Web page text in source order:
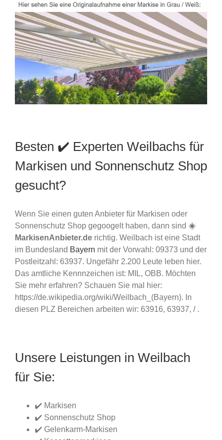
Besten ✔️ Experten Weilbachs für
Markisen und Sonnenschutz Shop
gesucht?
Wenn Sie einen guten Anbieter für Markisen oder
Sonnenschutz Shop gegoogelt haben, dann sind ☀️
MarkisenAnbieter.de richtig. Weilbach ist eine Stadt
im Bundesland Bayern mit der Vorwahl: 09373 und der
Postleitzahl: 63937. Ungefähr 2.200 Leute leben hier.
Das amtliche Kennnzeichen ist: MIL, OBB. Möchten
Sie mehr erfahren? Schauen Sie mal hier:
https://de.wikipedia.org/wiki/Weilbach_(Bayern). In
diesen PLZ Bereichen arbeiten wir: 63916, 63937, / .
Unsere Leistungen in Weilbach
für Sie:
✔️ Markisen
✔️ Sonnenschutz Shop
✔️ Gelenkarm-Markisen